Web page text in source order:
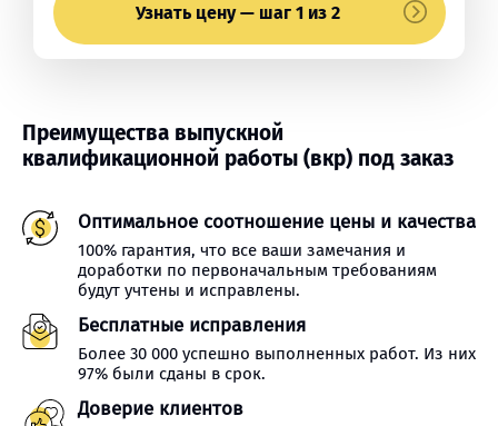
Узнать цену — шаг 1 из 2
Преимущества выпускной
квалификационной работы (вкр) под заказ
Оптимальное соотношение цены и качества
100% гарантия, что все ваши замечания и
доработки по первоначальным требованиям
будут учтены и исправлены.
Бесплатные исправления
Более 30 000 успешно выполненных работ. Из них
97% были сданы в срок.
Доверие клиентов